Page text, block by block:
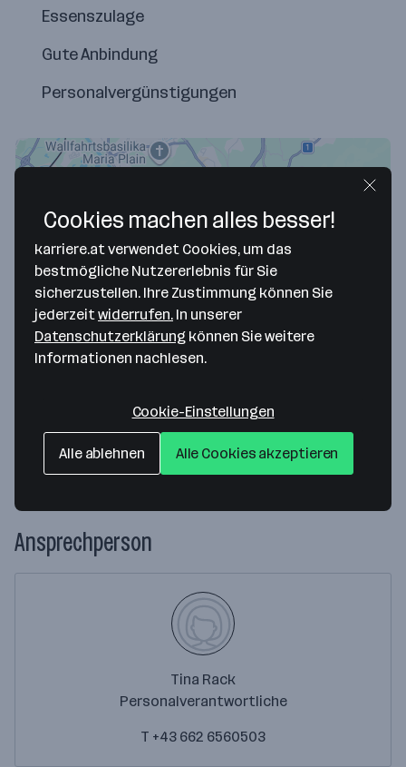
Essenszulage
Gute Anbindung
Personalvergünstigungen
Map data ©2026 Google
Ford Bank Austria
— Route berechnen
Ansprechperson
Tina Rack
Personalverantwortliche
T +43 662 6560503
Cookies machen alles besser!
karriere.at verwendet Cookies, um das
bestmögliche Nutzererlebnis für Sie
sicherzustellen. Ihre Zustimmung können Sie
jederzeitwiderrufen. In unserer
Datenschutzerklärung können Sie weitere
Informationen nachlesen.
Cookie-Einstellungen
Alle ablehnen Alle Cookies akzeptieren